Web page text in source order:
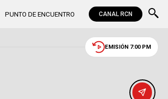
PUNTO DE ENCUENTRO CANAL RCN
EMISIÓN 7:00 PM